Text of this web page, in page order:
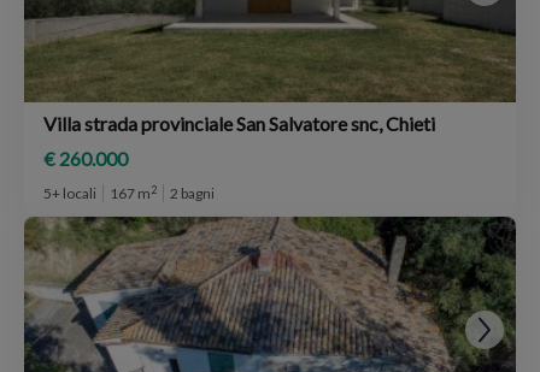
Villa strada provinciale San Salvatore snc, Chieti
€ 260.000
5+ locali 167 m2 2 bagni